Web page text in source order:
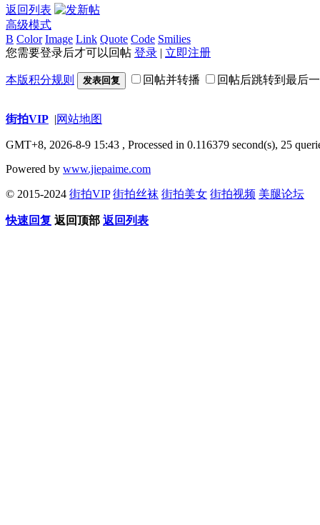
返回列表
高级模式
B Color Image Link Quote Code Smilies
您需要登录后才可以回帖 登录 | 立即注册
本版积分规则 发表回复 回帖并转播 回帖后跳转到最后
街拍VIP |网站地图
GMT+8, 2026-8-9 15:43 , Processed in 0.116379 second(s), 25
Powered by www.jiepaime.com
© 2015-2024 街拍VIP 街拍丝袜 街拍美女 街拍视频 美腿论坛
快速回复 返回顶部 返回列表